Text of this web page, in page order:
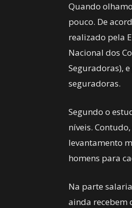
Quando
pouco. De
realizado pela
Nacional dos
Seguradoras),
seguradoras.
Segundo o
níveis.
levantamento
homens para
Na parte
ainda recebem